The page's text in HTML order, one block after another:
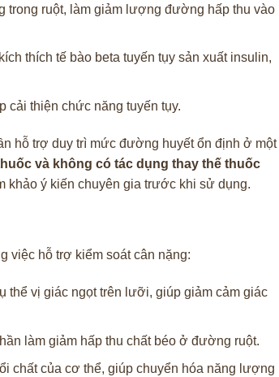
trong ruột, làm giảm lượng đường hấp thu vào
thích tế bào beta tuyến tụy sản xuất insulin,
cải thiện chức năng tuyến tụy.
hỗ trợ duy trì mức đường huyết ổn định ở một
và không có tác dụng thay thế thuốc
khảo ý kiến chuyên gia trước khi sử dụng.
việc hỗ trợ kiểm soát cân nặng:
thể vị giác ngọt trên lưỡi, giúp giảm cảm giác
làm giảm hấp thu chất béo ở đường ruột.
chất của cơ thể, giúp chuyển hóa năng lượng